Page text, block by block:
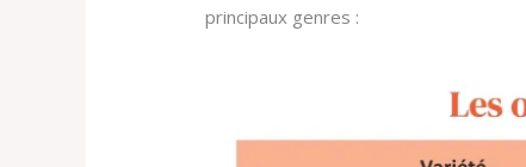
principaux genres :